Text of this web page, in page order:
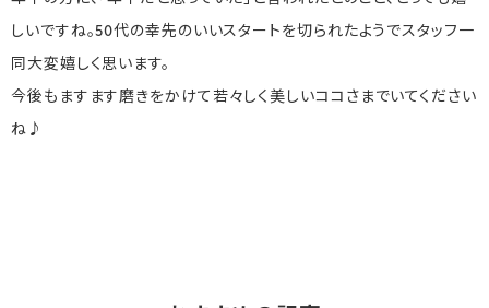
しいですね。50代の幸先のいいスタートを切られたようでスタッフ一
同大変嬉しく思います。
今後もますます磨きをかけて若々しく美しいココさまでいてください
ね♪